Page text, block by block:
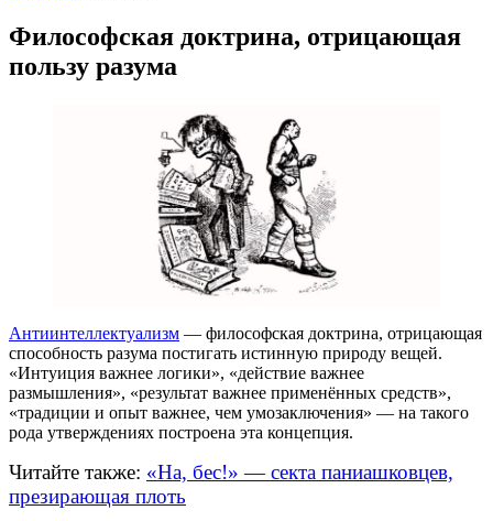
Философская доктрина, отрицающая
пользу разума
Антиинтеллектуализм — философская доктрина, отрицающая
способность разума постигать истинную природу вещей.
«Интуиция важнее логики», «действие важнее
размышления», «результат важнее применённых средств»,
«традиции и опыт важнее, чем умозаключения» — на такого
рода утверждениях построена эта концепция.
Читайте также: «На, бес!» — секта паниашковцев,
презирающая плоть